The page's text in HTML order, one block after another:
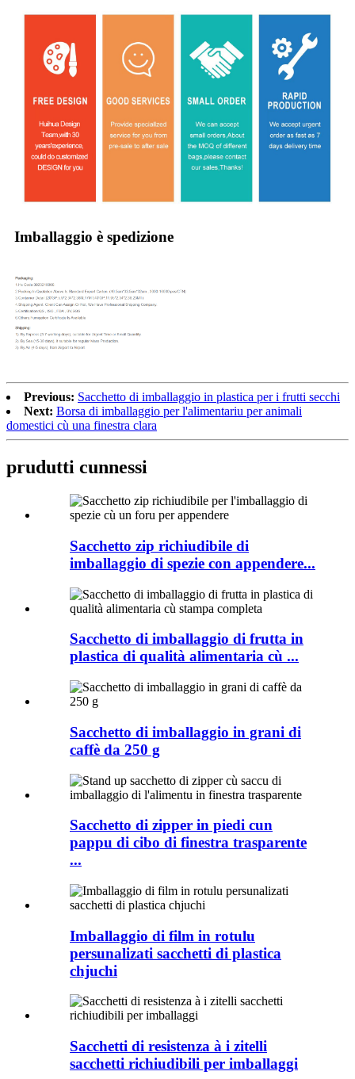
Imballaggio è spedizione
Previous: Sacchetto di imballaggio in plastica per i frutti secchi
Next: Borsa di imballaggio per l'alimentariu per animali
domestici cù una finestra clara
prudutti cunnessi
Sacchetto zip richiudibile di
imballaggio di spezie con appendere...
Sacchetto di imballaggio di frutta in
plastica di qualità alimentaria cù ...
Sacchetto di imballaggio in grani di
caffè da 250 g
Sacchetto di zipper in piedi cun
pappu di cibo di finestra trasparente
...
Imballaggio di film in rotulu
persunalizati sacchetti di plastica
chjuchi
Sacchetti di resistenza à i zitelli
sacchetti richiudibili per imballaggi